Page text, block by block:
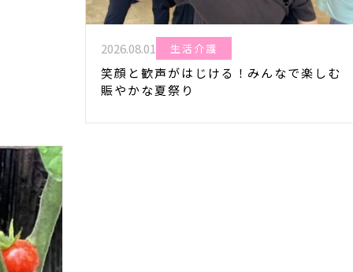
2026.08.01 生活介護
笑顔と歓声がはじける！みんなで楽しむ
賑やかな夏祭り